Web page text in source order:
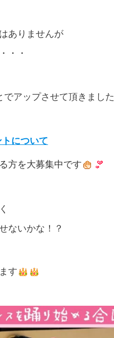
ありませんが
・・
でアップさせて頂きました
について
方を大募集中です
ないかな！？
す